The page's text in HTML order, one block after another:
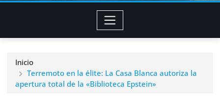
Inicio
Terremoto en la élite: La Casa Blanca autoriza la
apertura total de la «Biblioteca Epstein»